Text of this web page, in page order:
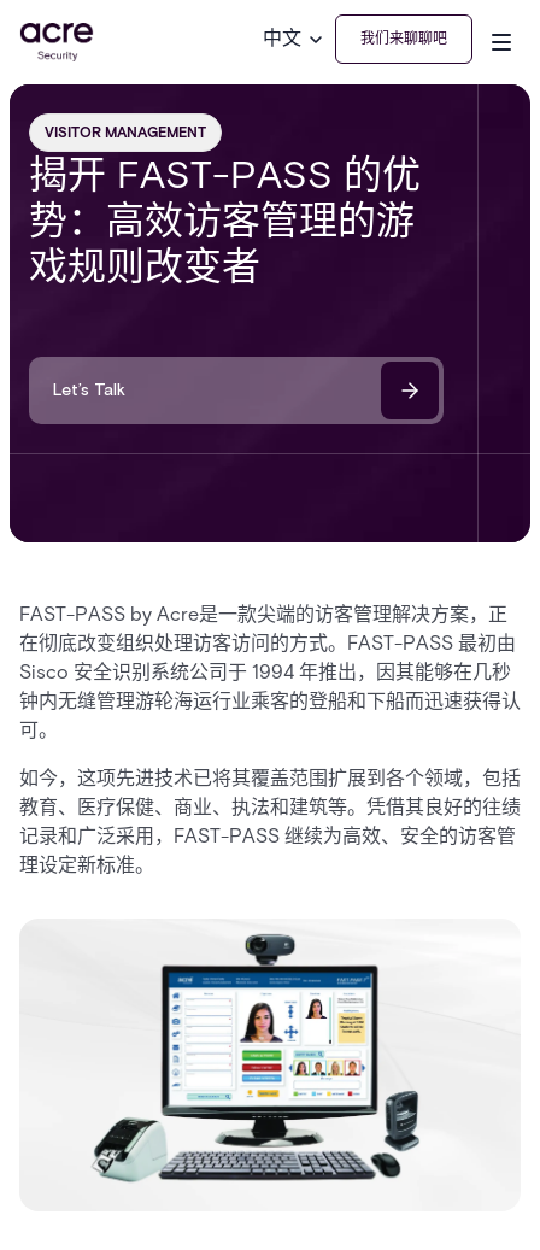
中文 我们来聊聊吧
VISITOR MANAGEMENT
揭开 FAST-PASS 的优
势：高效访客管理的游
戏规则改变者
Let’s Talk
FAST-PASS by Acre是一款尖端的访客管理解决方案，正
在彻底改变组织处理访客访问的方式。FAST-PASS 最初由
Sisco 安全识别系统公司于 1994 年推出，因其能够在几秒
钟内无缝管理游轮海运行业乘客的登船和下船而迅速获得认
可。
如今，这项先进技术已将其覆盖范围扩展到各个领域，包括
教育、医疗保健、商业、执法和建筑等。凭借其良好的往绩
记录和广泛采用，FAST-PASS 继续为高效、安全的访客管
理设定新标准。